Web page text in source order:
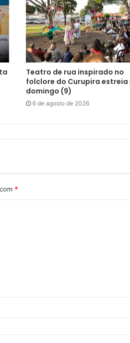
Teatro de rua inspirado no
folclore do Curupira estreia
domingo (9)
6 de agosto de 2026
*